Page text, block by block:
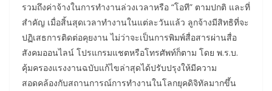
รวมถึงค่าจ้างในการทำงานล่วงเวลาหรือ “โอที” ตามปกติ และที่
สำคัญ เมื่อสิ้นสุดเวลาทำงานในแต่ละวันแล้ว ลูกจ้างมีสิทธิที่จะ
ปฏิเสธการติดต่อคุยงาน ไม่ว่าจะเป็นการพิมพ์สื่อสารผ่านสื่อ
สังคมออนไลน์ โปรแกรมแชตหรือโทรศัพท์ก็ตาม โดย พ.ร.บ.
คุ้มครองแรงงานฉบับแก้ไขล่าสุดได้ปรับปรุงให้มีความ
สอดคล้องกับสถานการณ์การทำงานในโลกยุคดิจิทัลมากขึ้น